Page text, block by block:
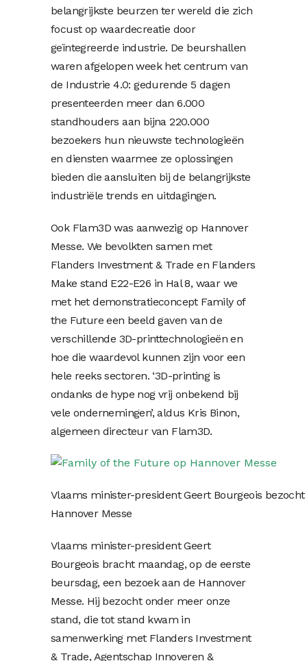
belangrijkste beurzen ter wereld die zich
focust op waardecreatie door
geïntegreerde industrie. De beurshallen
waren afgelopen week het centrum van
de Industrie 4.0: gedurende 5 dagen
presenteerden meer dan 6.000
standhouders aan bijna 220.000
bezoekers hun nieuwste technologieën
en diensten waarmee ze oplossingen
bieden die aansluiten bij de belangrijkste
industriële trends en uitdagingen.
Ook Flam3D was aanwezig op Hannover
Messe. We bevolkten samen met
Flanders Investment & Trade en Flanders
Make stand E22-E26 in Hal 8, waar we
met het demonstratieconcept Family of
the Future een beeld gaven van de
verschillende 3D-printtechnologieën en
hoe die waardevol kunnen zijn voor een
hele reeks sectoren. ‘3D-printing is
ondanks de hype nog vrij onbekend bij
vele ondernemingen’, aldus Kris Binon,
algemeen directeur van Flam3D.
Vlaams minister-president Geert Bourgeois
Hannover Messe
Vlaams minister-president Geert
Bourgeois bracht maandag, op de eerste
beursdag, een bezoek aan de Hannover
Messe. Hij bezocht onder meer onze
stand, die tot stand kwam in
samenwerking met Flanders Investment
& Trade, Agentschap Innoveren &